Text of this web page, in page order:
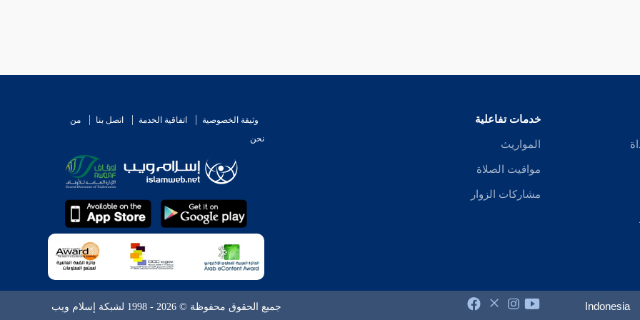
خدمات تفاعلية
المواريث
مواقيت الصلاة
مشاركات الزوار
وثيقة الخصوصية اتفاقية الخدمة اتصل بنا
من
نحن
Indonesia جميع الحقوق محفوظة © 2026 - 1998 لشبكة إسلام ويب